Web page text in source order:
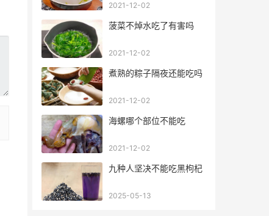
2021-12-02
菠菜不焯水吃了有害吗
2021-12-02
煮熟的粽子隔夜还能吃吗
2021-12-02
海螺哪个部位不能吃
2021-12-02
九种人坚决不能吃黑枸杞
2025-05-13